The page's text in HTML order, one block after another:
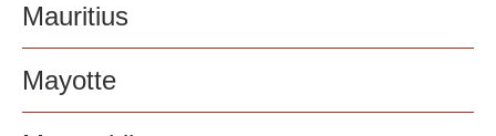
Mauritius
Mayotte